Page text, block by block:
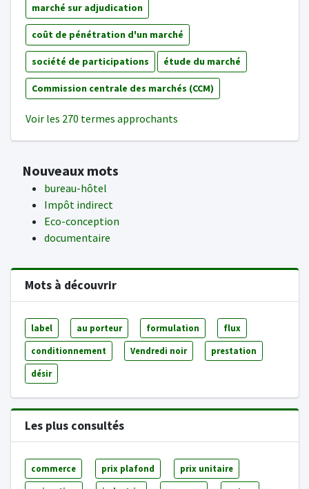
marché sur adjudication
coût de pénétration d'un marché
société de participations étude du marché
Commission centrale des marchés (CCM)
Voir les 270 termes approchants
Nouveaux mots
bureau-hôtel
Impôt indirect
Eco-conception
documentaire
Mots à découvrir
label au porteur formulation flux
conditionnement Vendredi noir prestation
désir
Les plus consultés
commerce prix plafond prix unitaire